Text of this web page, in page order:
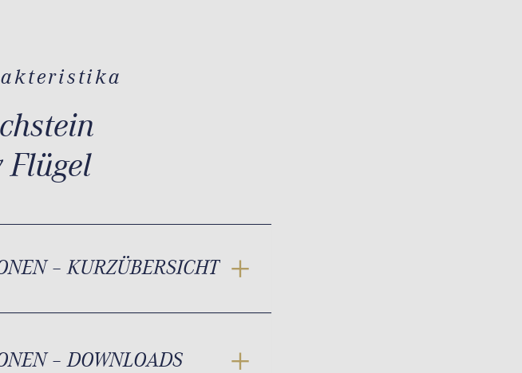
Flügel
– KURZÜBERSICHT
– DOWNLOADS